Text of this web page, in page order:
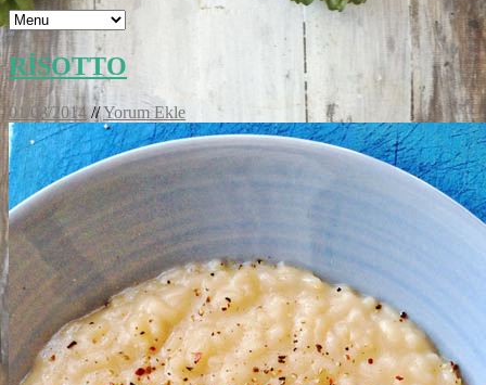
RİSOTTO
01/08/2014//Yorum Ekle